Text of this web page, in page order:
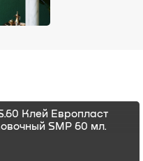
Клей Европласт
SMP 60 мл.